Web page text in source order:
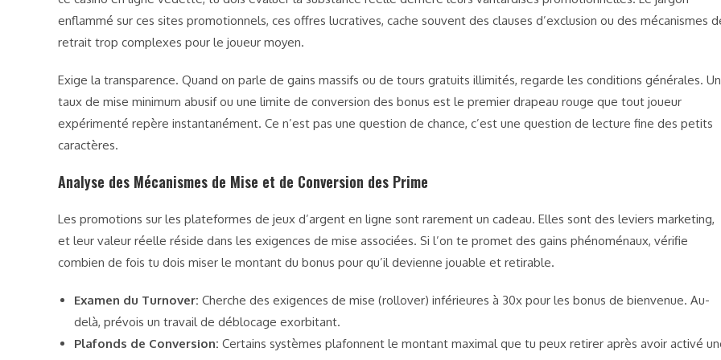
enflammé sur ces sites promotionnels, ces offres lucratives, cache souvent des clauses d’exclusion ou des mécanismes
retrait trop complexes pour le joueur moyen.
Exige la transparence. Quand on parle de gains massifs ou de tours gratuits illimités, regarde les conditions générales. Un
taux de mise minimum abusif ou une limite de conversion des bonus est le premier drapeau rouge que tout joueur
expérimenté repère instantanément. Ce n’est pas une question de chance, c’est une question de lecture fine des petits
caractères.
Analyse des Mécanismes de Mise et de Conversion des Prime
Les promotions sur les plateformes de jeux d’argent en ligne sont rarement un cadeau. Elles sont des leviers marketing,
et leur valeur réelle réside dans les exigences de mise associées. Si l’on te promet des gains phénoménaux, vérifie
combien de fois tu dois miser le montant du bonus pour qu’il devienne jouable et retirable.
Examen du Turnover: Cherche des exigences de mise (rollover) inférieures à 30x pour les bonus de bienvenue. Au-
delà, prévois un travail de déblocage exorbitant.
Plafonds de Conversion: Certains systèmes plafonnent le montant maximal que tu peux retirer après avoir activé